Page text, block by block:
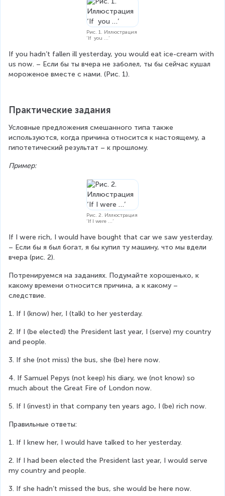
Рис. 1. Иллюстрация
‘If you …’
If you hadn’t fallen ill yesterday, you would eat ice-cream with
us now. – Если бы ты вчера не заболел, ты бы сейчас кушал
мороженое вместе с нами. (Рис. 1).
Практические задания
Условные предложения смешанного типа также
используются, когда причина относится к настоящему, а
гипотетический результат – к прошлому.
Пример:
Рис. 2. Иллюстрация
‘If I were …’
If I were rich, I would have bought that car we saw yesterday.
– Если бы я был богат, я бы купил ту машину, что мы вдели
вчера (рис. 2).
Потренируемся на заданиях. Подумайте хорошенько, к
какому времени относится причина, а к какому –
следствие.
1. If I (know) her, I (talk) to her yesterday.
2. If I (be elected) the President last year, I (serve) my country
and people.
3. If she (not miss) the bus, she (be) here now.
4. If Samuel Pepys (not keep) his diary, we (not know) so
much about the Great Fire of London now.
5. If I (invest) in that company ten years ago, I (be) rich now.
Правильные ответы:
1. If I knew her, I would have talked to her yesterday.
2. If I had been elected the President last year, I would serve
my country and people.
3. If she hadn’t missed the bus, she would be here now.